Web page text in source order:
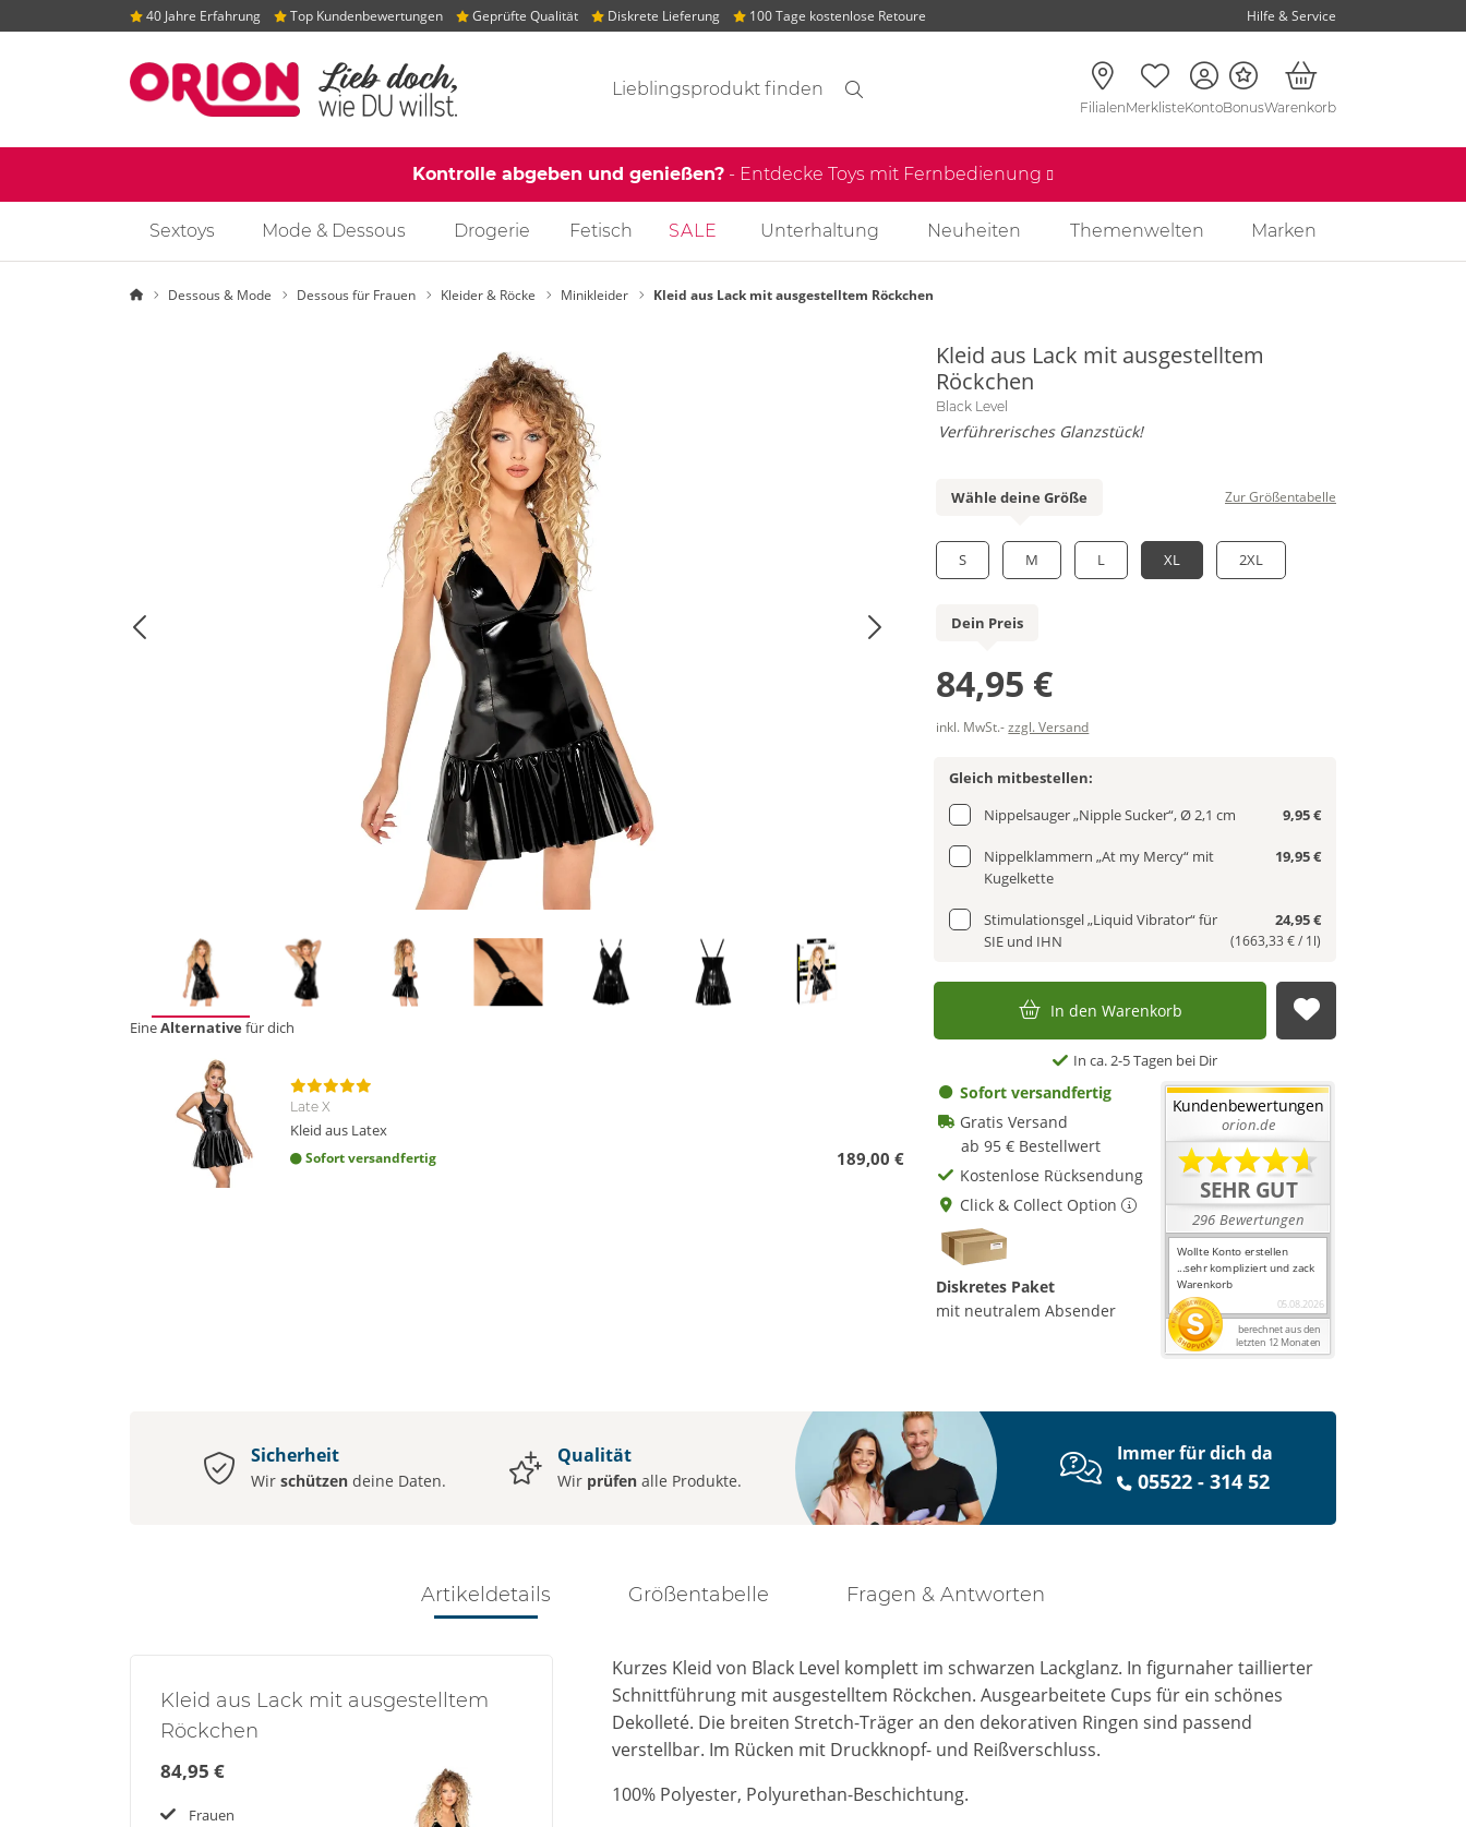
40 Jahre Erfahrung Top Kundenbewertungen Geprüfte Qualität Diskrete Lieferung 100 Tage kostenlose Retoure Hilfe & Service
Suchvorschläge
FilialenMerklisteKontoBonusWarenkorb
Kontrolle abgeben und genießen? - Entdecke Toys mit Fernbedienung
Sextoys Mode & Dessous Drogerie Fetisch SALE Unterhaltung Neuheiten Themenwelten Marken
StartseiteDessous & Mode Dessous für Frauen Kleider & Röcke Minikleider Kleid aus Lack mit ausgestelltem Röckchen
EineAlternative für dich
Late X
Kleid aus Latex
Sofort versandfertig 189,00 €
Kleid aus Lack mit ausgestelltem
Röckchen
Black Level
Verführerisches Glanzstück!
Wähle deine Größe
S M L XL 2XL
Zur Größentabelle
Dein Preis
84,95 €
inkl. MwSt.-zzgl. Versand
Gleich mitbestellen:
Nippelsauger „Nipple Sucker“, Ø 2,1 cm
9,95 €
Nippelklammern „At my Mercy“ mit
Kugelkette
19,95 €
Stimulationsgel „Liquid Vibrator“ für
SIE und IHN
24,95 €
(1663,33 € / 1l)
In den Warenkorb Auf die
In ca. 2-5 Tagen bei Dir
Sofort versandfertig
Gratis Versand
ab 95 € Bestellwert
Kostenlose Rücksendung
Click & Collect Option
Diskretes Paket
mit neutralem Absender
Sicherheit
Wir schützen deine Daten.
Qualität
Wir prüfen alle Produkte.
Immer für dich da
05522 - 314 52
Artikeldetails Größentabelle Fragen & Antworten
Kleid aus Lack mit ausgestelltem
Röckchen
84,95 €
Frauen
Kurzes Kleid von Black Level komplett im schwarzen Lackglanz. In figurnaher taillierter
Schnittführung mit ausgestelltem Röckchen. Ausgearbeitete Cups für ein schönes
Dekolleté. Die breiten Stretch-Träger an den dekorativen Ringen sind passend
verstellbar. Im Rücken mit Druckknopf- und Reißverschluss.
100% Polyester, Polyurethan-Beschichtung.